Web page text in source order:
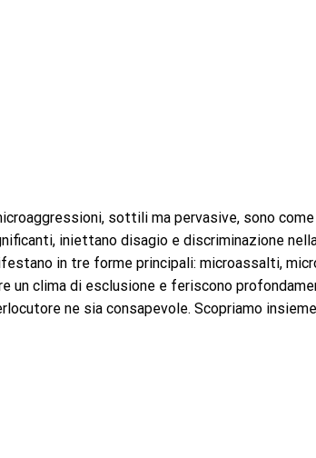
sottili ma pervasive, sono
iniettano disagio e discriminazione
in tre forme principali: microassalti,
un clima di esclusione e feriscono
ne sia consapevole. Scopriamo